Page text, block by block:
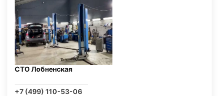
СТО Лобненская
+7 (499) 110-53-06